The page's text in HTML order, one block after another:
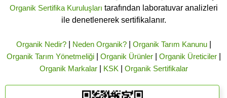
Organik Sertifika Kuruluşları tarafından laboratuvar analizleri
ile denetlenerek sertifikalanır.
Organik Nedir?| Neden Organik?| Organik Tarım Kanunu|
Organik Tarım Yönetmeliği| Organik Ürünler| Organik Üreticiler|
Organik Markalar| KSK Organik Sertifikalar